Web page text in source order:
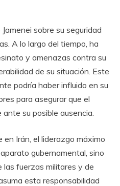
sobre su seguridad
A lo largo del tiempo, ha
y amenazas contra su
de su situación. Este
podría haber influido en su
para asegurar que el
su posible ausencia.
Irán, el liderazgo máximo
gubernamental, sino
fuerzas militares y de
esta responsabilidad